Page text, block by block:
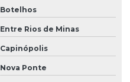
Botelhos
Entre Rios de Minas
Capinópolis
Nova Ponte